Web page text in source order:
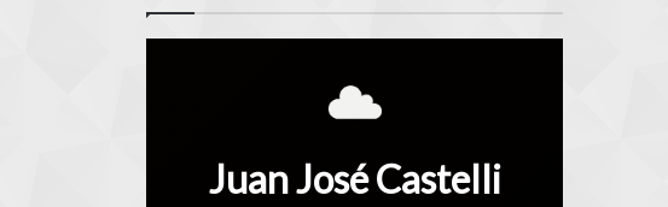
Juan José Castelli